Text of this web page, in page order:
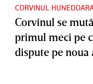
CORVINUL
Corvinul se
primul meci pe
dispute pe noua